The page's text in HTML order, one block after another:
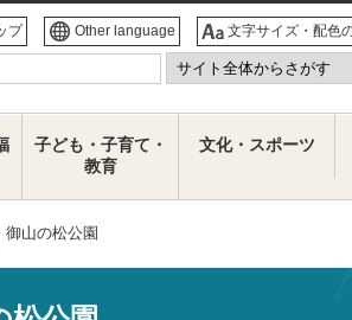
プ Other language 文字サイズ・配色
子ども・子育て・
教育
文化・スポーツ
御山の松公園